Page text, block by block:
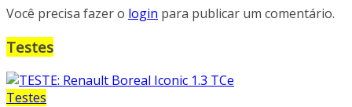
Você precisa fazer o login para publicar um comentário.
Testes
Testes